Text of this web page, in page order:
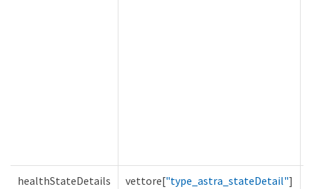
healthStateDetails vettore["type_astra_stateDetail"]